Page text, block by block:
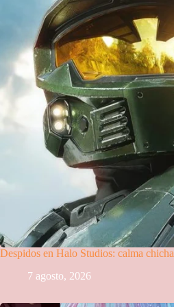
Despidos en Halo Studios: calma chicha
7 agosto, 2026